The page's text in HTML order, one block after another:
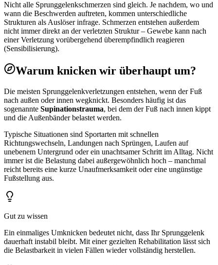
Nicht alle Sprunggelenkschmerzen sind gleich. Je nachdem, wo und
wann die Beschwerden auftreten, kommen unterschiedliche
Strukturen als Auslöser infrage. Schmerzen entstehen außerdem
nicht immer direkt an der verletzten Struktur – Gewebe kann nach
einer Verletzung vorübergehend überempfindlich reagieren
(Sensibilisierung).
Warum knicken wir überhaupt um?
Die meisten Sprunggelenkverletzungen entstehen, wenn der Fuß
nach außen oder innen wegknickt. Besonders häufig ist das
sogenannte Supinationstrauma, bei dem der Fuß nach innen kippt
und die Außenbänder belastet werden.
Typische Situationen sind Sportarten mit schnellen
Richtungswechseln, Landungen nach Sprüngen, Laufen auf
unebenem Untergrund oder ein unachtsamer Schritt im Alltag. Nicht
immer ist die Belastung dabei außergewöhnlich hoch – manchmal
reicht bereits eine kurze Unaufmerksamkeit oder eine ungünstige
Fußstellung aus.
Gut zu wissen
Ein einmaliges Umknicken bedeutet nicht, dass Ihr Sprunggelenk
dauerhaft instabil bleibt. Mit einer gezielten Rehabilitation lässt sich
die Belastbarkeit in vielen Fällen wieder vollständig herstellen.